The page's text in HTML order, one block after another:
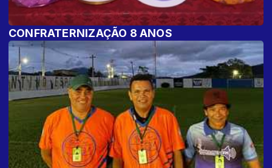
CONFRATERNIZAÇÃO 8 ANOS